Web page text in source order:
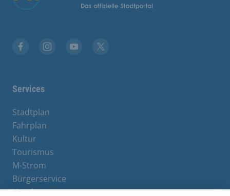
Services
Stadtplan
Fahrplan
Kultur
Tourismus
M-Strom
Bürgerservice
Hotels